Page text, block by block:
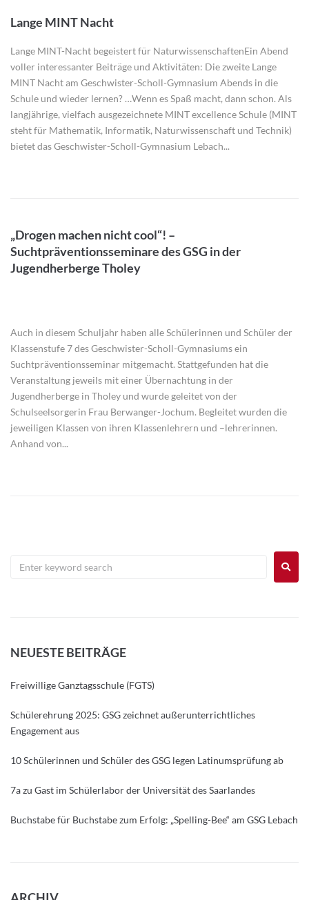
Lange MINT Nacht
Lange MINT-Nacht begeistert für NaturwissenschaftenEin Abend
voller interessanter Beiträge und Aktivitäten: Die zweite Lange
MINT Nacht am Geschwister-Scholl-Gymnasium Abends in die
Schule und wieder lernen? …Wenn es Spaß macht, dann schon. Als
langjährige, vielfach ausgezeichnete MINT excellence Schule (MINT
steht für Mathematik, Informatik, Naturwissenschaft und Technik)
bietet das Geschwister-Scholl-Gymnasium Lebach...
„Drogen machen nicht cool“! –
Suchtpräventionsseminare des GSG in der
Jugendherberge Tholey
Auch in diesem Schuljahr haben alle Schülerinnen und Schüler der
Klassenstufe 7 des Geschwister-Scholl-Gymnasiums ein
Suchtpräventionsseminar mitgemacht. Stattgefunden hat die
Veranstaltung jeweils mit einer Übernachtung in der
Jugendherberge in Tholey und wurde geleitet von der
Schulseelsorgerin Frau Berwanger-Jochum. Begleitet wurden die
jeweiligen Klassen von ihren Klassenlehrern und –lehrerinnen.
Anhand von...
NEUESTE BEITRÄGE
Freiwillige Ganztagsschule (FGTS)
Schülerehrung 2025: GSG zeichnet außerunterrichtliches
Engagement aus
10 Schülerinnen und Schüler des GSG legen Latinumsprüfung ab
7a zu Gast im Schülerlabor der Universität des Saarlandes
Buchstabe für Buchstabe zum Erfolg: „Spelling-Bee“ am GSG Lebach
ARCHIV